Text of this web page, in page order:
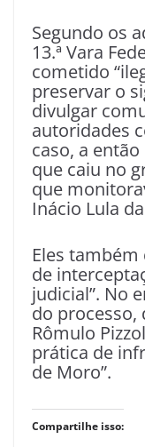
Segundo os
13.ª Vara
cometido
preservar o
divulgar
autoridades
caso, a
que caiu no
que
Inácio Lula
Eles
de
judicial”. No
do processo,
Rômulo
prática de
de Moro”.
Compartilhe isso: